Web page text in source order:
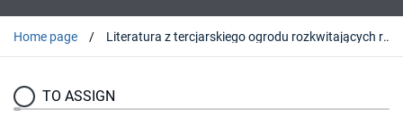
Home page Literatura z tercjarskiego ogrodu rozkwitających róż : kulturotwórcze i edukacyjne przesłanie "Głosu św. Franciszka" (1908-1938)
TO ASSIGN